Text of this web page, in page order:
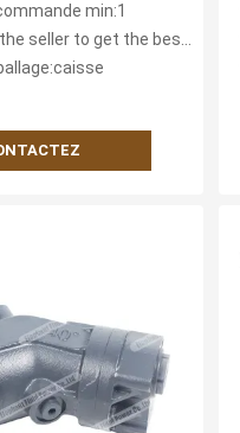
supérieure et
transparente.
min:1
seller to get the best offer